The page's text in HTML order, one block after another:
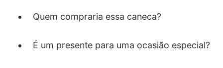
Quem compraria essa caneca?
É um presente para uma ocasião especial?